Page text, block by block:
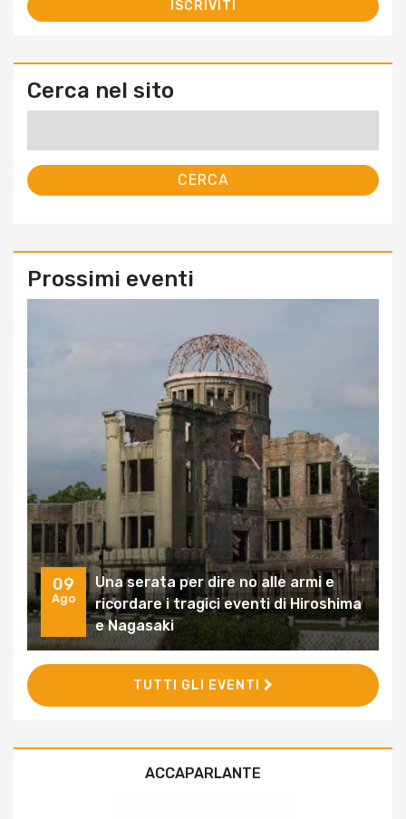
Cerca nel sito
Prossimi eventi
09
Ago
Una serata per dire no alle armi e
ricordare i tragici eventi di Hiroshima
e Nagasaki
TUTTI GLI EVENTI
ACCAPARLANTE